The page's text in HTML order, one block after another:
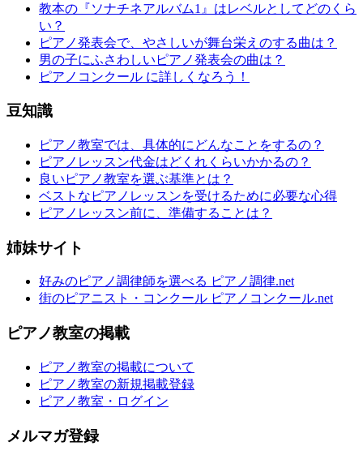
教本の『ソナチネアルバム1』はレベルとしてどのくら
い？
ピアノ発表会で、やさしいが舞台栄えのする曲は？
男の子にふさわしいピアノ発表会の曲は？
ピアノコンクール に詳しくなろう！
豆知識
ピアノ教室では、具体的にどんなことをするの？
ピアノレッスン代金はどくれくらいかかるの？
良いピアノ教室を選ぶ基準とは？
ベストなピアノレッスンを受けるために必要な心得
ピアノレッスン前に、準備することは？
姉妹サイト
好みのピアノ調律師を選べる ピアノ調律.net
街のピアニスト・コンクール ピアノコンクール.net
ピアノ教室の掲載
ピアノ教室の掲載について
ピアノ教室の新規掲載登録
ピアノ教室・ログイン
メルマガ登録